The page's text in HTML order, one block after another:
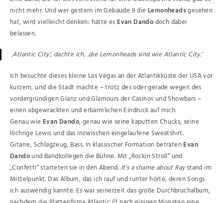
nicht mehr. Und wer gestern im Gebäude 9 die Lemonheadsgesehen
hat, wird vielleicht denken: hätte es Evan Dandodoch dabei
belassen.
‚Atlantic City‘, dachte ich, ‚die Lemonheads sind wie Atlantic City.‘
Ich besuchte dieses kleine Las Vegas an der Atlantikküste der USA vor
kurzem, und die Stadt machte – trotz des oder gerade wegen des
vordergründigen Glanz und Glamours der Casinos und Showbars –
einen abgewrackten und erbärmlichen Eindruck auf mich.
Genau wie Evan Dando, genau wie seine kaputten Chucks, seine
löchrige Lewis und das inzwischen eingelaufene Sweatshirt.
Gitarre, Schlagzeug, Bass. In klassischer Formation betratenEvan
Dandound Bandkollegen die Bühne. Mit „Rockin Stroll“ und
„Confetti“ starteten sie in den Abend. It’s a shame about Raystand im
Mittelpunkt. Das Album, das ich rauf und runter hörte, deren Songs
ich auswendig kannte. Es war seinerzeit das große Durchbruchalbum,